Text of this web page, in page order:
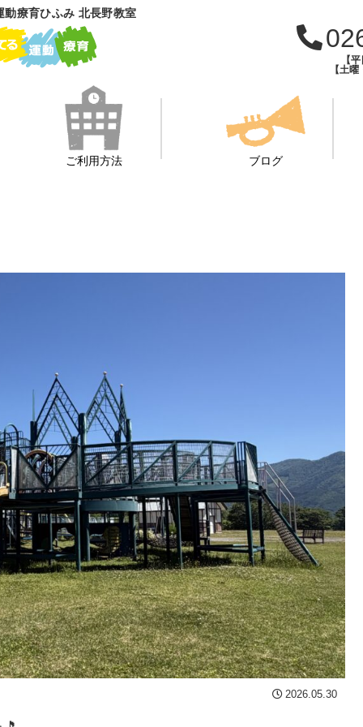
動療育ひふみ 北長野教室
【
【土
ご利用方法 ブログ
2026.05.30